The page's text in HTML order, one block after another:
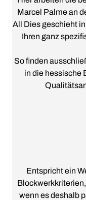
Marcel Palme an
All Dies geschieht
Ihren ganz
So finden
in die hessische
Entspricht ein
wenn es deshalb